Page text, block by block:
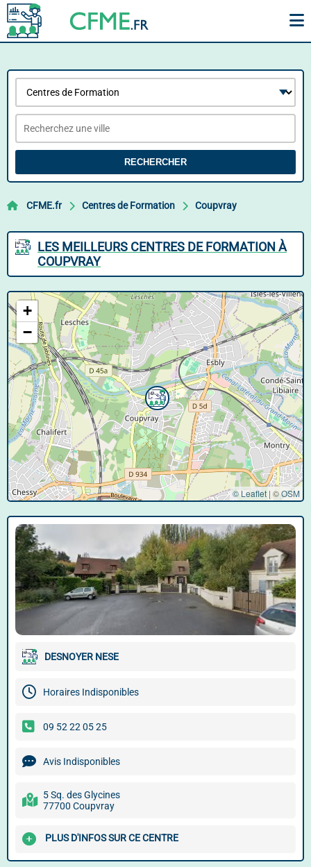
RECHERCHER
CFME.fr Centres de Formation Coupvray
LES MEILLEURS CENTRES DE FORMATION À
COUPVRAY
+
−
© Leaflet | ©OSM
DESNOYER NESE
Horaires Indisponibles
09 52 22 05 25
Avis Indisponibles
5 Sq. des Glycines
77700 Coupvray
PLUS D'INFOS SUR CE CENTRE